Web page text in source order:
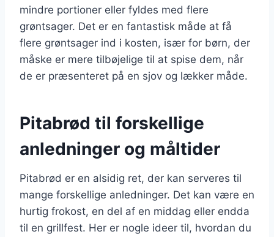
mindre portioner eller fyldes med flere
grøntsager. Det er en fantastisk måde at få
flere grøntsager ind i kosten, især for børn, der
måske er mere tilbøjelige til at spise dem, når
de er præsenteret på en sjov og lækker måde.
Pitabrød til forskellige
anledninger og måltider
Pitabrød er en alsidig ret, der kan serveres til
mange forskellige anledninger. Det kan være en
hurtig frokost, en del af en middag eller endda
til en grillfest. Her er nogle ideer til, hvordan du